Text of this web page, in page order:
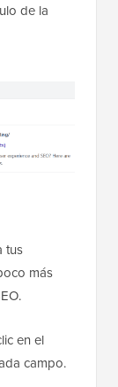
de la
tus
más
en el
campo.